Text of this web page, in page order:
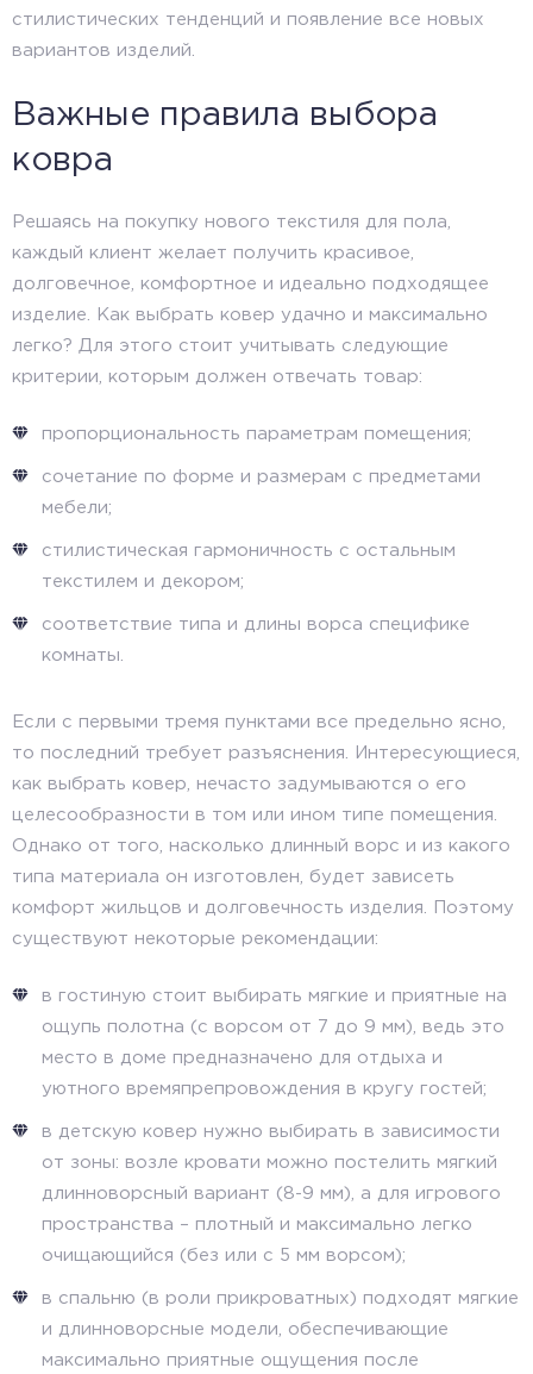
стилистических тенденций и появление все новых
вариантов изделий.
Важные правила выбора
ковра
Решаясь на покупку нового текстиля для пола,
каждый клиент желает получить красивое,
долговечное, комфортное и идеально подходящее
изделие. Как выбрать ковер удачно и максимально
легко? Для этого стоит учитывать следующие
критерии, которым должен отвечать товар:
пропорциональность параметрам помещения;
сочетание по форме и размерам с предметами
мебели;
стилистическая гармоничность с остальным
текстилем и декором;
соответствие типа и длины ворса специфике
комнаты.
Если с первыми тремя пунктами все предельно ясно,
то последний требует разъяснения. Интересующиеся,
как выбрать ковер, нечасто задумываются о его
целесообразности в том или ином типе помещения.
Однако от того, насколько длинный ворс и из какого
типа материала он изготовлен, будет зависеть
комфорт жильцов и долговечность изделия. Поэтому
существуют некоторые рекомендации:
в гостиную стоит выбирать мягкие и приятные на
ощупь полотна (с ворсом от 7 до 9 мм), ведь это
место в доме предназначено для отдыха и
уютного времяпрепровождения в кругу гостей;
в детскую ковер нужно выбирать в зависимости
от зоны: возле кровати можно постелить мягкий
длинноворсный вариант (8-9 мм), а для игрового
пространства – плотный и максимально легко
очищающийся (без или с 5 мм ворсом);
в спальню (в роли прикроватных) подходят мягкие
и длинноворсные модели, обеспечивающие
максимально приятные ощущения после